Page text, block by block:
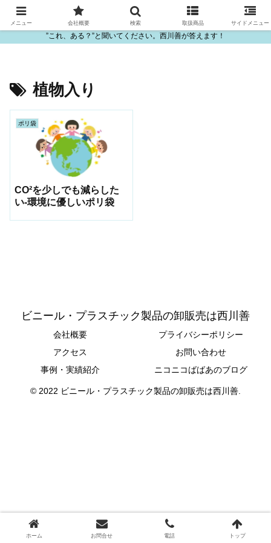
ビニール・プラスチック製品の卸販売は西川善
”これ、ある？”と聞いてください。西川善が答えます！
植物入り
ポリ袋
CO²を少しでも減らした
い-環境に優しいポリ袋
ビニール・プラスチック製品の卸販売は西川善
会社概要
プライバシーポリシー
アクセス
お問い合わせ
事例・実績紹介
ニコニコばばあのブログ
© 2022 ビニール・プラスチック製品の卸販売は西川善.
メニュー 会社概要 検索 取扱商品 サイドメニュー
ホーム お問合せ 電話 トップ